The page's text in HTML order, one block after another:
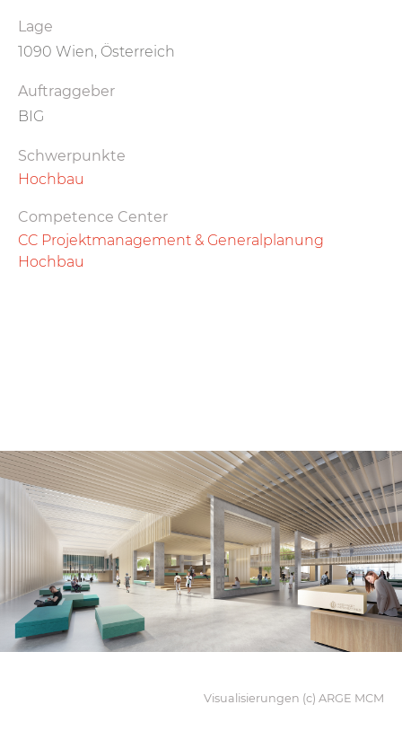
Lage
1090 Wien, Österreich
Auftraggeber
BIG
Schwerpunkte
Hochbau
Competence Center
CC Projektmanagement & Generalplanung
Hochbau
Visualisierungen (c) ARGE MCM